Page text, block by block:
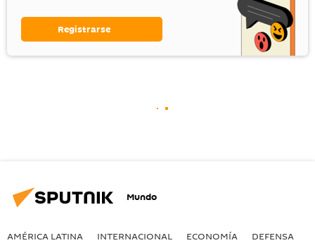
Registrarse
Mundo
AMÉRICA LATINA INTERNACIONAL ECONOMÍA DEFENSA